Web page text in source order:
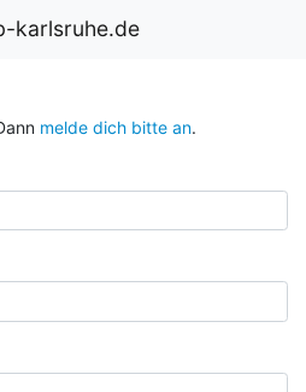
karlsruhe.de
melde dich bitte an.